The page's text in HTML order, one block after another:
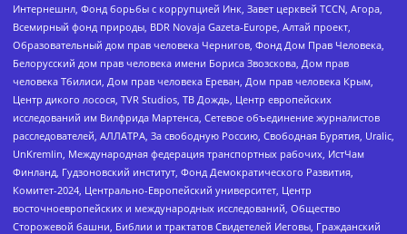
Интернешнл, Фонд борьбы с коррупцией Инк, Завет церквей TCCN, Агора,
Всемирный фонд природы, BDR Novaja Gazeta-Europe, Алтай проект,
Образовательный дом прав человека Чернигов, Фонд Дом Прав Человека,
Белорусский дом прав человека имени Бориса Звозскова, Дом прав
человека Тбилиси, Дом прав человека Ереван, Дом прав человека Крым,
Центр дикого лосося, TVR Studios, ТВ Дождь, Центр европейских
исследований им Вилфрида Мартенса, Сетевое объединение журналистов
расследователей, АЛЛАТРА, За свободную Россию, Свободная Бурятия, Uralic,
UnKremlin, Международная федерация транспортных рабочих, ИстЧам
Финланд, Гудзоновский институт, Фонд Демократического Развития,
Комитет-2024, Центрально-Европейский университет, Центр
восточноевропейских и международных исследований, Общество
Сторожевой башни, Библии и трактатов Свидетелей Иеговы, Гражданский